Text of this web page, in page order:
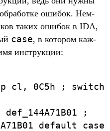
оши­бок. Нем­
таких оши­бок в IDA,
case, в котором каж­
инс­трук­ции:
cl, 0C5h ;
switch
def_ 144A71B01 ;
default case